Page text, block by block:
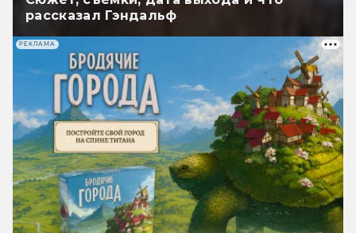
рассказал Гэндальф
РЕКЛАМА